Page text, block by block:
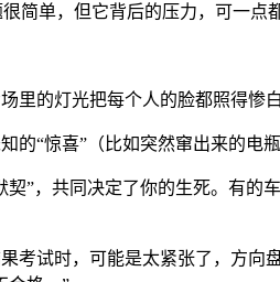
简单，但它背后的压力，可一点
的灯光把每个人的脸都照得惨
“惊喜”（比如突然窜出来的电
”，共同决定了你的生死。有
试时，可能是太紧张了，方向